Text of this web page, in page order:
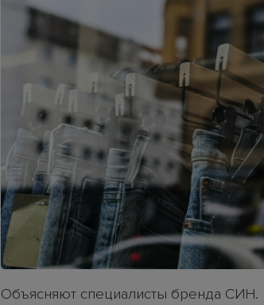
Объясняют специалисты бренда СИН.